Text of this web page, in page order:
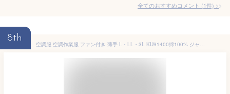
全てのおすすめコメント (1件) >
8th
空調服 空調作業服 ファン付き 薄手 L・LL・3L KU91400綿100% ジャンパー ブルゾン 作業着 作業服 工場 着心地 肌触り 吸湿性 メンズ 男性用 作業用 日本製 シルバー キャメル チャコール